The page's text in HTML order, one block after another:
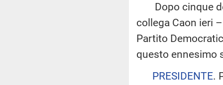
Dopo cinque
collega Caon ieri
Partito
questo ennesimo
PRESIDENTE.